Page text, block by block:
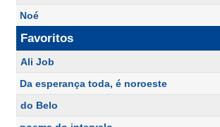
Noé
Favoritos
Ali Job
Da esperança toda, é noroeste
do Belo